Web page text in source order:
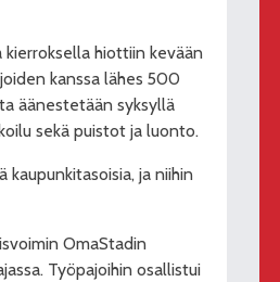
hiottiin kevään
kanssa lähes 500
äänestetään syksyllä
sekä puistot ja luonto.
ja niihin
OmaStadin
Työpajoihin osallistui